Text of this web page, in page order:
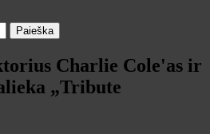
Charlie Cole'as ir
„Tribute